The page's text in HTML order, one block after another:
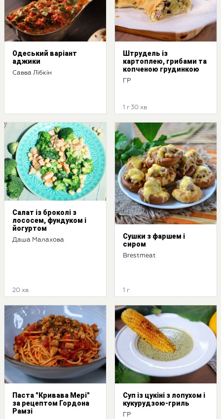
Одеський варіант
аджики
Савва Лібкін
Штрудель із
картоплею, грибами та
копченою грудинкою
ГР
1 г 30 хв
Салат із броколі з
лососем, фундуком і
йогуртом
Даша Малахова
20 хв
Сушки з фаршем і
сиром
Brestmeat
1 г
Паста "Кривава Мері"
за рецептом Гордона
Рамзі
Суп із цукіні з лопухом і
кукурудзою-гриль
ГР